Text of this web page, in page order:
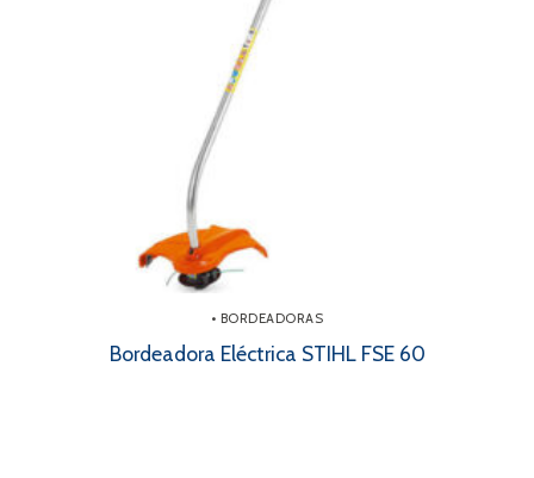
• BORDEADORAS
Bordeadora Eléctrica STIHL FSE 60